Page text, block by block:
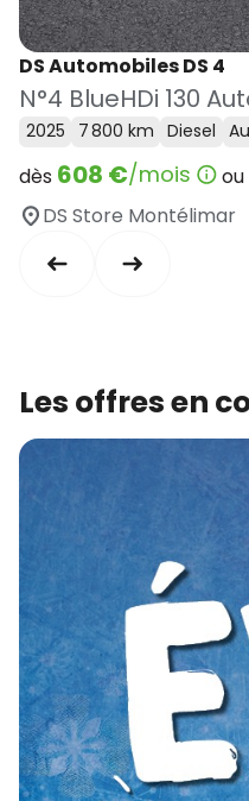
DS Automobiles DS 4
N°4 BlueHDi 130
2025 7 800 km Diesel
dès 608 €/mois ou
DS Store Montélimar
Les offres en